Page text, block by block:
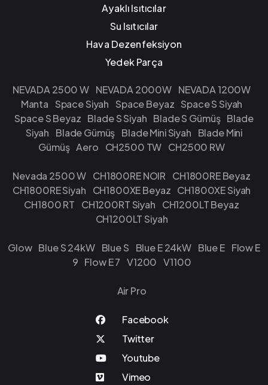
Ayaklı Isıtıcılar
Su Isıtıcılar
Hava Dezenfeksiyon
Yedek Parça
NEVADA 2500 W NEVADA 2000W NEVADA 1200W
Manta
Space Siyah Space Beyaz Space S Siyah
Space S Beyaz Blade S Siyah Blade S Gümüş Blade
Siyah
Blade Gümüş Blade Mini Siyah
Blade Mini
Gümüş Aero CH2500 TW CH2500 RW
Nevada 2500 W CH1800RE NOIR
CH1800RE Beyaz
CH1800RE Siyah
CH1800XE Beyaz CH1800XE Siyah
CH1800 RT
CH1200RT Siyah
CH1200LT Beyaz
CH1200LT Siyah
Glow Blue S 24kW Blue S Blue E 24kW Blue E Flow E
9 Flow E 7 V1200 V1100
Air Pro